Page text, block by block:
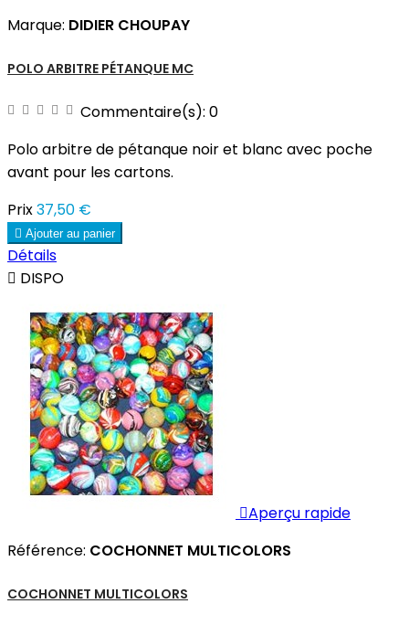
Marque: DIDIER CHOUPAY
POLO ARBITRE PÉTANQUE MC
Commentaire(s): 0
Polo arbitre de pétanque noir et blanc avec poche
avant pour les cartons.
Prix37,50 €
 Ajouter au panier
Détails
 DISPO
Aperçu rapide
Référence: COCHONNET MULTICOLORS
COCHONNET MULTICOLORS